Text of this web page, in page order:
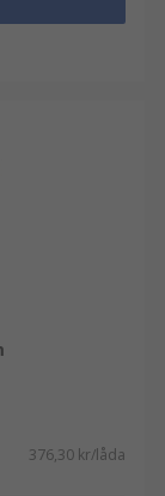
376,30 kr/låda